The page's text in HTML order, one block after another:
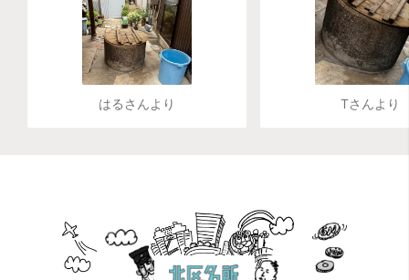
はるさんより Tさんより